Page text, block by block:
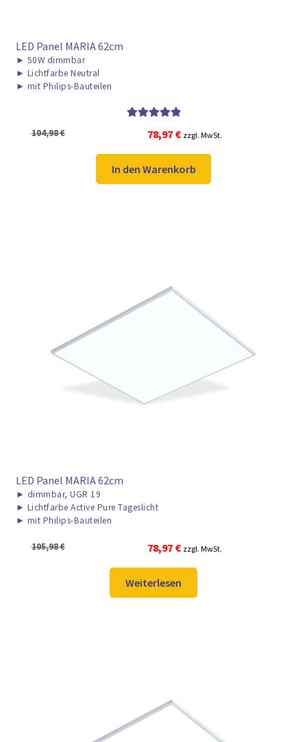
LED Panel MARIA 62cm
► 50W dimmbar
► Lichtfarbe Neutral
► mit Philips-Bauteilen
von 5
104,98€
Ursprünglicher
war:
104,98 €
78,97 €Aktueller
ist:
78,97 €.
zzgl. MwSt.
In den Warenkorb
LED Panel MARIA 62cm
► dimmbar, UGR 19
► Lichtfarbe Active Pure Tageslicht
► mit Philips-Bauteilen
105,98€
Ursprünglicher
war:
105,98 €
78,97 €Aktueller
ist:
78,97 €.
zzgl. MwSt.
Weiterlesen